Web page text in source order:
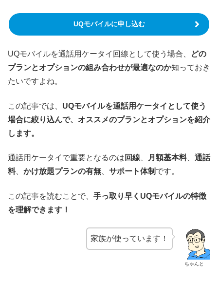
UQモバイルに申し込む
UQモバイルを通話用ケータイ回線として使う場合、
どの
プランとオプションの組み合わせが最適なのか知っておき
たいですよね。
この記事では、 UQモバイルを通話用ケータイとして使う
場合に絞り込んで、オススメのプランとオプションを紹介
します。
通話用ケータイで重要となるのは 回線 月額基本料、 通話
料、 かけ放題プランの有無 サポート体制 です。
この記事を読むことで、 手っ取り早くUQモバイルの特徴
を理解できます！
ちゃんと
家族が使っています！